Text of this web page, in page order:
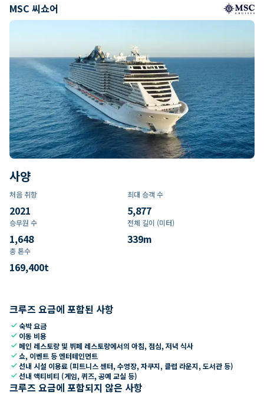
MSC 씨쇼어
사양
처음 취항
2021
최대 승객 수
5,877
승무원 수
1,648
전체 길이 (미터)
339m
총 톤수
169,400t
크루즈 요금에 포함된 사항
check숙박 요금
check 이동 비용
check 메인 레스토랑 및 뷔페 레스토랑에서의 아침, 점심, 저녁 식사
check쇼, 이벤트 등 엔터테인먼트
check선내 시설 이용료 (피트니스 센터, 수영장, 자쿠지, 클럽 라운지, 도서관 등)
check선내 액티비티 (게임, 퀴즈, 공예 교실 등)
크루즈 요금에 포함되지 않은 사항